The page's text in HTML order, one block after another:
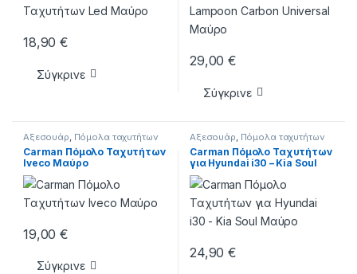
18,90€
Σύγκρινε
29,00€
Σύγκρινε
Αξεσουάρ, Πόμολα ταχυτήτων
Carman Πόμολο Ταχυτήτων
Iveco Μαύρο
19,00€
Σύγκρινε
Αξεσουάρ, Πόμολα ταχυτήτων
Carman Πόμολο Ταχυτήτων
για Hyundai i30 – Kia Soul
Μαύρο
24,90€